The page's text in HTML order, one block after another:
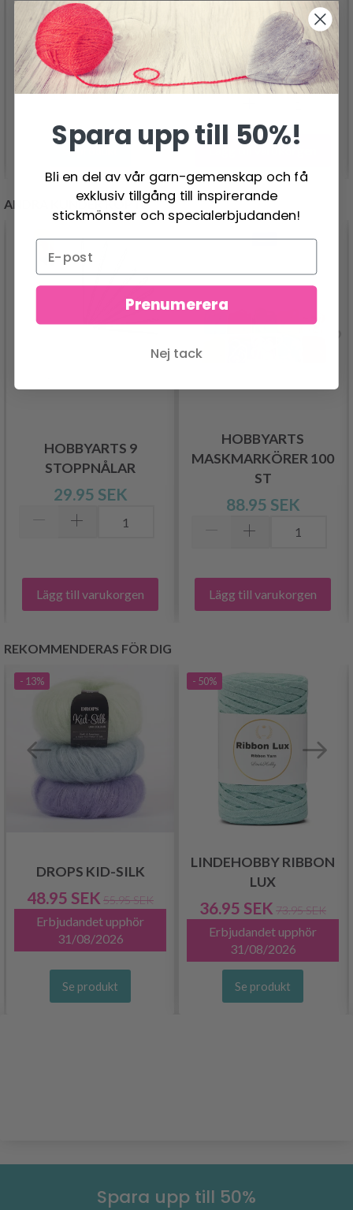
LINDEHOBBY
MACRAME LUX,
KNYTGARN, 4 MM
109.00 SEK
Se produkt
LINDEHOBBY
MACRAME LUX,
FLÄTAT KNYTGARN, 6
MM
94.95 SEK
ANDRA KUNDER KÖPTE
HOBBYARTS 9
STOPPNÅLAR
29.95 SEK
Lägg till varukorgen
HOBBYARTS
MASKMARKÖRER 100
ST
88.95 SEK
Lägg till varukorgen
REKOMMENDERAS FÖR DIG
- 13%
DROPS KID-SILK
48.95 SEK 55.95 SEK
Erbjudandet upphör
31/08/2026
Se produkt
- 50%
LINDEHOBBY RIBBON
LUX
36.95 SEK 73.95 SEK
Erbjudandet upphör
31/08/2026
Se produkt
Spara upp till 50%
Spara upp till 50%!
Bli en del av vår garn-gemenskap och få
exklusiv tillgång till inspirerande
stickmönster och specialerbjudanden!
Prenumerera
Nej tack